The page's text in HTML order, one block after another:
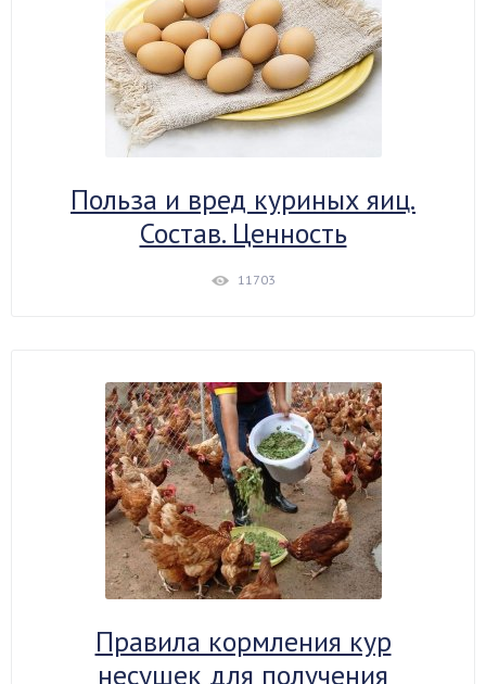
Польза и вред куриных яиц.
Состав. Ценность
11703
Правила кормления кур
несушек для получения